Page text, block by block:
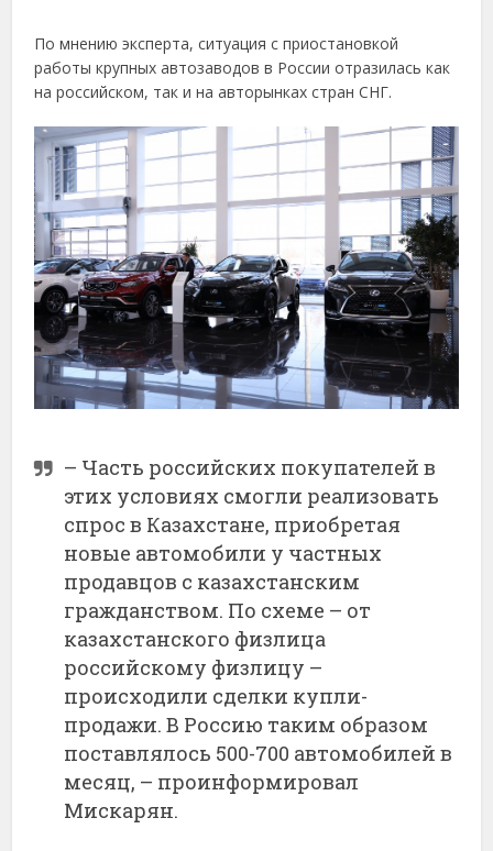
По мнению эксперта, ситуация с приостановкой
работы крупных автозаводов в России отразилась как
на российском, так и на авторынках стран СНГ.
– Часть российских покупателей в
этих условиях смогли реализовать
спрос в Казахстане, приобретая
новые автомобили у частных
продавцов с казахстанским
гражданством. По схеме – от
казахстанского физлица
российскому физлицу –
происходили сделки купли-
продажи. В Россию таким образом
поставлялось 500-700 автомобилей в
месяц, – проинформировал
Мискарян.